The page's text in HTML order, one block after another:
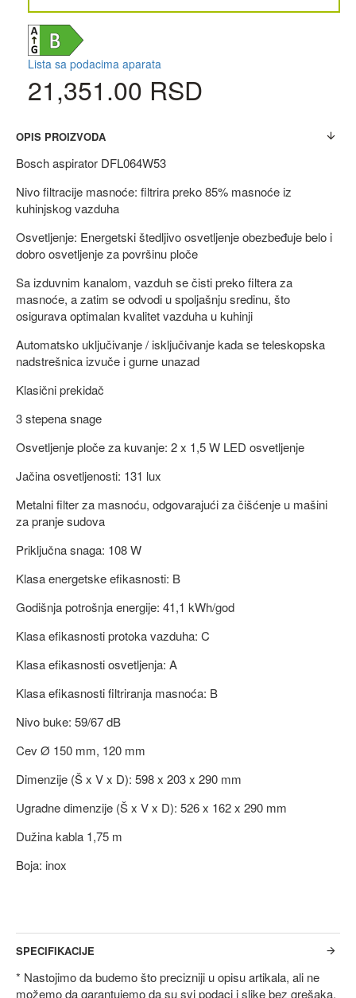
Lista sa podacima aparata
21,351.00 RSD
OPIS PROIZVODA
Bosch aspirator DFL064W53
Nivo filtracije masnoće: filtrira preko 85% masnoće iz
kuhinjskog vazduha
Osvetljenje: Energetski štedljivo osvetljenje obezbeđuje belo i
dobro osvetljenje za površinu ploče
Sa izduvnim kanalom, vazduh se čisti preko filtera za
masnoće, a zatim se odvodi u spoljašnju sredinu, što
osigurava optimalan kvalitet vazduha u kuhinji
Automatsko uključivanje / isključivanje kada se teleskopska
nadstrešnica izvuče i gurne unazad
Klasični prekidač
3 stepena snage
Osvetljenje ploče za kuvanje: 2 x 1,5 W LED osvetljenje
Jačina osvetljenosti: 131 lux
Metalni filter za masnoću, odgovarajući za čišćenje u mašini
za pranje sudova
Priključna snaga: 108 W
Klasa energetske efikasnosti: B
Godišnja potrošnja energije: 41,1 kWh/god
Klasa efikasnosti protoka vazduha: C
Klasa efikasnosti osvetljenja: A
Klasa efikasnosti filtriranja masnoća: B
Nivo buke: 59/67 dB
Cev Ø 150 mm, 120 mm
Dimenzije (Š x V x D): 598 x 203 x 290 mm
Ugradne dimenzije (Š x V x D): 526 x 162 x 290 mm
Dužina kabla 1,75 m
Boja: inox
SPECIFIKACIJE
* Nastojimo da budemo što precizniji u opisu artikala, ali ne
možemo da garantujemo da su svi podaci i slike bez grešaka.